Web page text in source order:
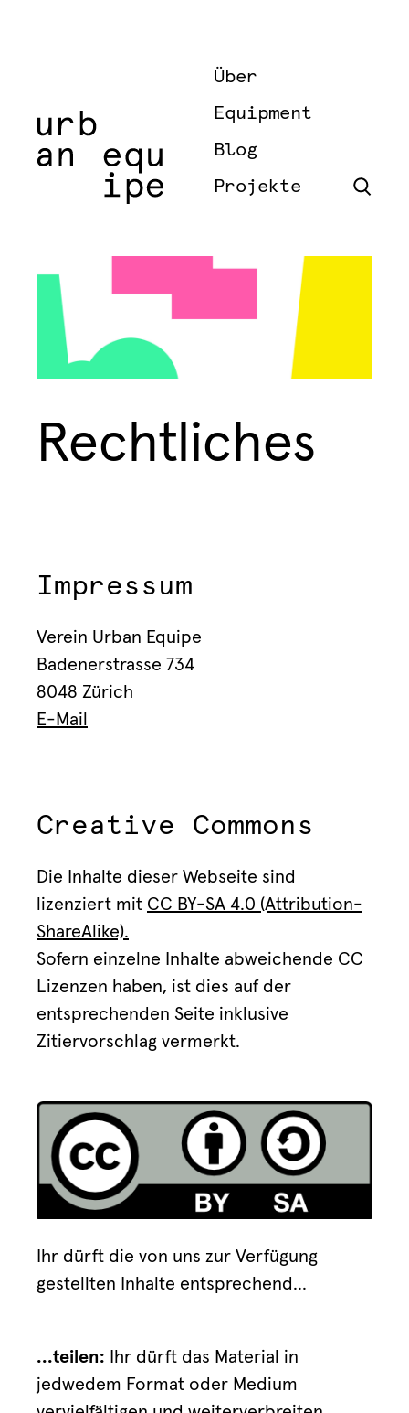
Über
Equipment
Blog
Projekte
Rechtliches
Impressum
Verein Urban Equipe
Badenerstrasse 734
8048 Zürich
E-Mail
Creative Commons
Die Inhalte dieser Webseite sind
lizenziert mit CC BY-SA 4.0 (Attribution-
ShareAlike).
Sofern einzelne Inhalte abweichende CC
Lizenzen haben, ist dies auf der
entsprechenden Seite inklusive
Zitiervorschlag vermerkt.
Ihr dürft die von uns zur Verfügung
gestellten Inhalte entsprechend...
...teilen: Ihr dürft das Material in
jedwedem Format oder Medium